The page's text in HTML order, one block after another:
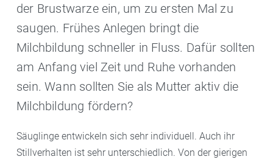
der Brustwarze ein, um zu ersten Mal zu
saugen. Frühes Anlegen bringt die
Milchbildung schneller in Fluss. Dafür sollten
am Anfang viel Zeit und Ruhe vorhanden
sein. Wann sollten Sie als Mutter aktiv die
Milchbildung fördern?
Säuglinge entwickeln sich sehr individuell. Auch ihr
Stillverhalten ist sehr unterschiedlich. Von der gierigen